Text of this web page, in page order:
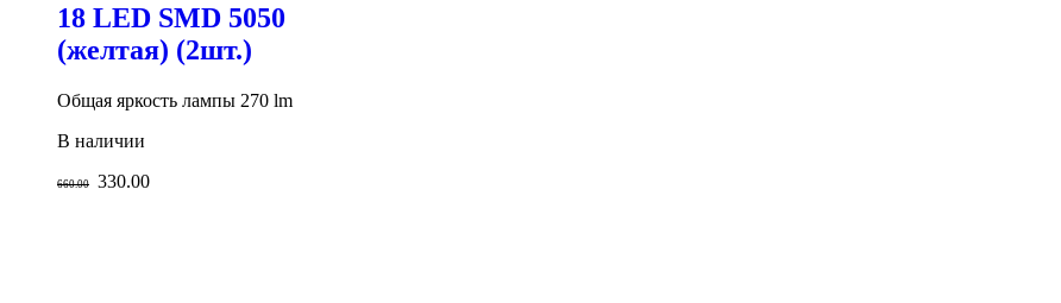
18 LED SMD 5050
(желтая) (2шт.)
Общая яркость лампы 270 lm
В наличии
660.00 330.00